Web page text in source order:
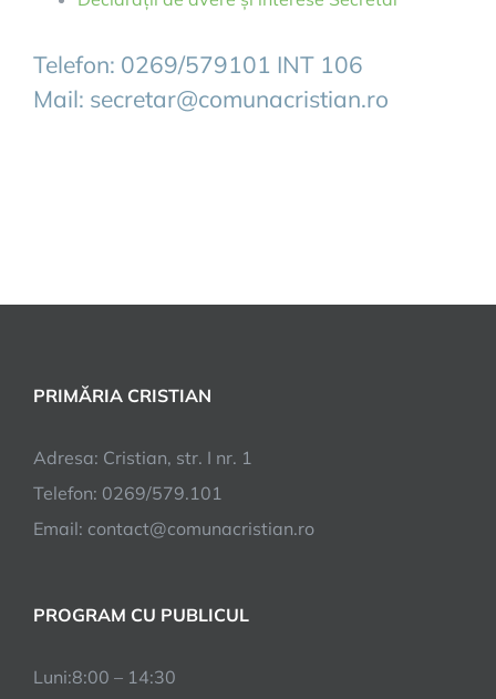
Telefon: 0269/579101 INT 106
Mail: secretar@comunacristian.ro
PRIMĂRIA CRISTIAN
Adresa: Cristian, str. I nr. 1
Telefon: 0269/579.101
Email: contact@comunacristian.ro
PROGRAM CU PUBLICUL
Luni:8:00 – 14:30